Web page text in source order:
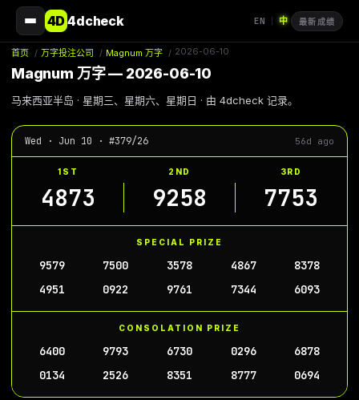
4D4dcheck EN 中 最新成绩
首页 / 万字投注公司 / Magnum 万字 / 2026-06-10
Magnum 万字 — 2026-06-10
马来西亚半岛 · 星期三、星期六、星期日 · 由 4dcheck 记录。
Wed · Jun 10 · #379/26 56d ago
1ST 2ND 3RD
4873 9258 7753
SPECIAL PRIZE
9579 7500 3578 4867
8378
4951
0922 9761 7344 6093
CONSOLATION PRIZE
6400 9793 6730 0296
6878
0134
2526 8351 8777 0694